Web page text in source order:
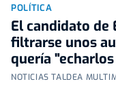
POLÍTICA
El candidato de
filtrarse unos
quería
NOTICIAS TALDEA